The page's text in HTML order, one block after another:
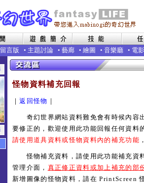
留言版 • 主題討論 • 藝廊 • 繪圖 • 音樂廳 • 電
怪物資料補充回報
｜返回怪物 ｜
奇幻世界網站資料難免會有時候內容
要修正的，歡迎使用此功能回報任何資料
請使用道具資料或怪物資料內的補充功能
怪物補充資料，請使用此功能補充資
管理介面， 真正修正資料或加上補充的部
新增圖像的怪物資料，請在 PrintScreen